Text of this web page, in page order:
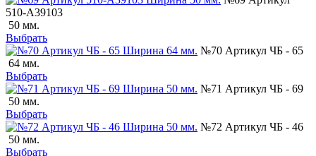
510-А39103
50 мм.
Выбрать
№70 Артикул ЧБ - 65
64 мм.
Выбрать
№71 Артикул ЧБ - 69
50 мм.
Выбрать
№72 Артикул ЧБ - 46
50 мм.
Выбрать